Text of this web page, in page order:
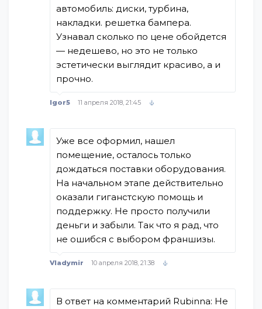
автомобиль: диски, турбина,
накладки. решетка бампера.
Узнавал сколько по цене обойдется
— недешево, но это не только
эстетически выглядит красиво, а и
прочно.
Igor5 11 апреля 2018, 21:45
Уже все оформил, нашел
помещение, осталось только
дождаться поставки оборудования.
На начальном этапе действительно
оказали гиганстскую помощь и
поддержку. Не просто получили
деньги и забыли. Так что я рад, что
не ошибся с выбором франшизы.
Vladymir 10 апреля 2018, 21:38
В ответ на комментарий Rubinna: Не